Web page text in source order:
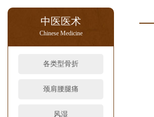
中医医术
Chinese Medicine
各类型骨折
颈肩腰腿痛
风湿